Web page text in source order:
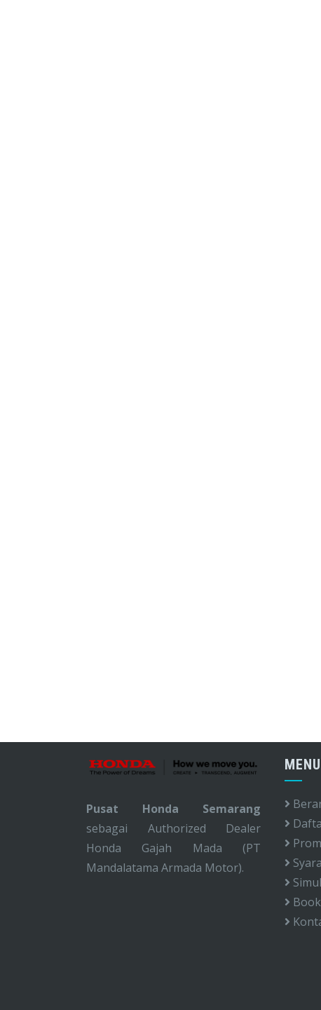
Pusat Honda Semarang
sebagai Authorized Dealer
Honda Gajah Mada (PT
Mandalatama Armada Motor).
MENU